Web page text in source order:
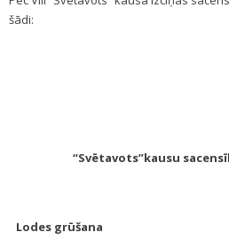
šādi:
“Svētavots”kausu
Lodes grūšana